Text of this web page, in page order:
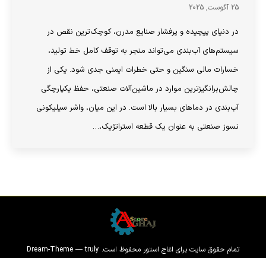
25 آگوست, 2025
در دنیای پیچیده و پرفشار صنایع مدرن، کوچک‌ترین نقص در
سیستم‌های آب‌بندی می‌تواند منجر به توقف کامل خط تولید،
خسارات مالی سنگین و حتی خطرات ایمنی جدی شود. یکی از
چالش‌برانگیزترین موارد در ماشین‌آلات صنعتی، حفظ یکپارچگی
آب‌بندی در دماهای بسیار بالا است. در این میان، واشر سیلیکونی
نسوز صنعتی به عنوان یک قطعه استراتژیک،…
تمام حقوق سایت برای اغاج استور محفوظ است. Dream-Theme — truly